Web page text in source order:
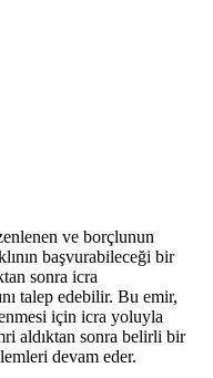
ve borçlunun
başvurabileceği bir
sonra icra
talep edebilir. Bu emir,
için icra yoluyla
aldıktan sonra belirli bir
devam eder.